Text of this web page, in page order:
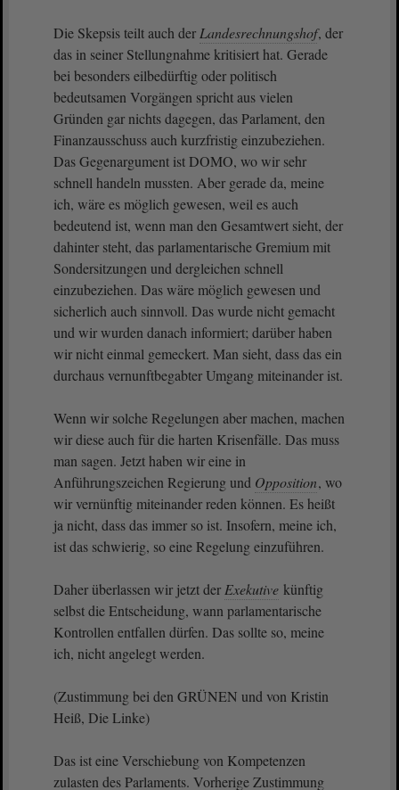
Die Skepsis teilt auch der Landesrechnungshof, der
das in seiner Stellungnahme kritisiert hat. Gerade
bei besonders eilbedürftig oder politisch
bedeutsamen Vorgängen spricht aus vielen
Gründen gar nichts dagegen, das Parlament, den
Finanzausschuss auch kurzfristig einzubeziehen.
Das Gegenargument ist DOMO, wo wir sehr
schnell handeln mussten. Aber gerade da, meine
ich, wäre es möglich gewesen, weil es auch
bedeutend ist, wenn man den Gesamtwert sieht, der
dahinter steht, das parlamentarische Gremium mit
Sondersitzungen und dergleichen schnell
einzubeziehen. Das wäre möglich gewesen und
sicherlich auch sinnvoll. Das wurde nicht gemacht
und wir wurden danach informiert; darüber haben
wir nicht einmal gemeckert. Man sieht, dass das ein
durchaus vernunftbegabter Umgang miteinander ist.
Wenn wir solche Regelungen aber machen, machen
wir diese auch für die harten Krisenfälle. Das muss
man sagen. Jetzt haben wir eine in
Anführungszeichen Regierung und Opposition, wo
wir vernünftig miteinander reden können. Es heißt
ja nicht, dass das immer so ist. Insofern, meine ich,
ist das schwierig, so eine Regelung einzuführen.
Daher überlassen wir jetzt der Exekutive künftig
selbst die Entscheidung, wann parlamentarische
Kontrollen entfallen dürfen. Das sollte so, meine
ich, nicht angelegt werden.
(Zustimmung bei den GRÜNEN und von Kristin
Heiß, Die Linke)
Das ist eine Verschiebung von Kompetenzen
zulasten des Parlaments. Vorherige Zustimmung